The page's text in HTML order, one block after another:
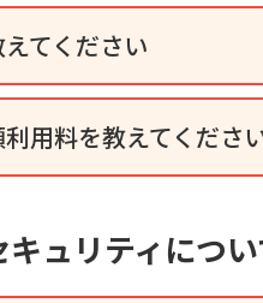
てください
用料を教えてくださ
ュリティにつ